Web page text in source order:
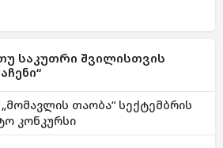
საკუთრი შვილისთვის
თაობა“ სექტემბრის
კონკურსი